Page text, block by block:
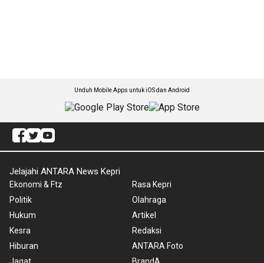
Unduh Mobile Apps untuk iOS dan Android
Jelajahi ANTARA News Kepri
Ekonomi & Ftz
Politik
Hukum
Kesra
Hiburan
Jagat
Rasa Kepri
Olahraga
Artikel
Redaksi
ANTARA Foto
BrandA